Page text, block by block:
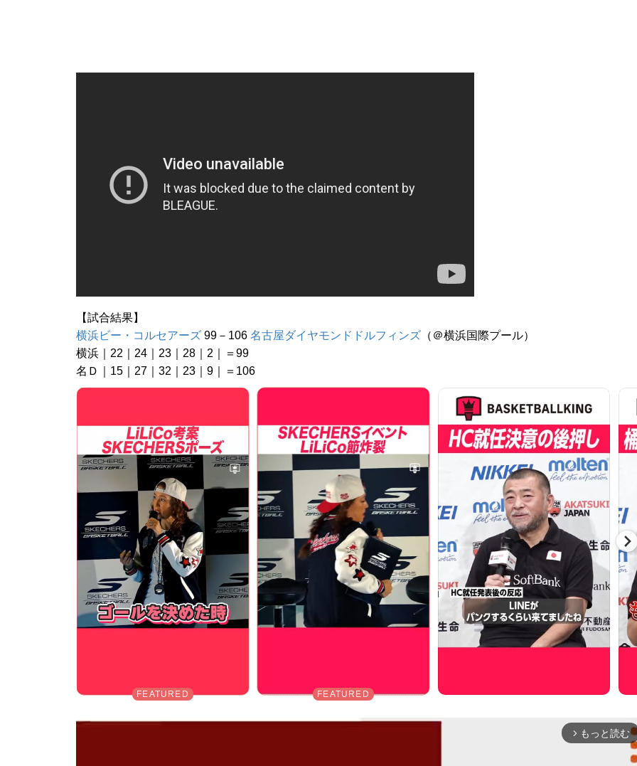
【試合結果】
横浜ビー・コルセアーズ 99－106 名古屋ダイヤモンドドルフィンズ （＠横浜国際プール）
横浜｜22｜24｜23｜28｜2｜＝99
名Ｄ｜15｜27｜32｜23｜9｜＝106
arrow_forward_ios もっと読む